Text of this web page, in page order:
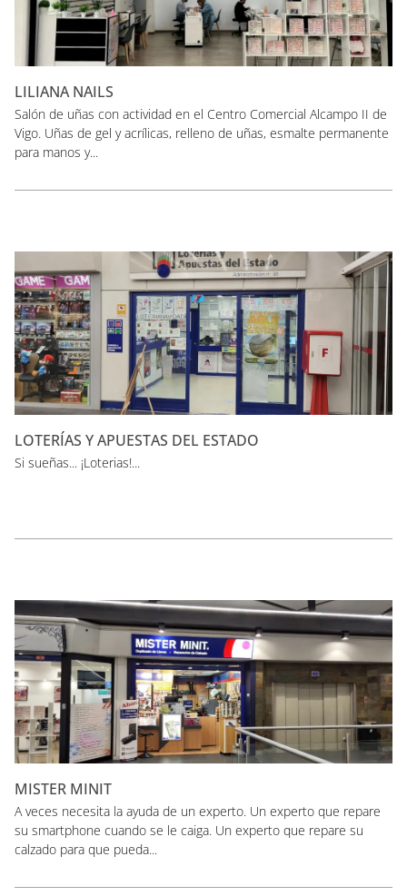
LILIANA NAILS
Salón de uñas con actividad en el Centro Comercial Alcampo II de
Vigo. Uñas de gel y acrílicas, relleno de uñas, esmalte permanente
para manos y...
LOTERÍAS Y APUESTAS DEL ESTADO
Si sueñas... ¡Loterias!...
MISTER MINIT
A veces necesita la ayuda de un experto. Un experto que repare
su smartphone cuando se le caiga. Un experto que repare su
calzado para que pueda...